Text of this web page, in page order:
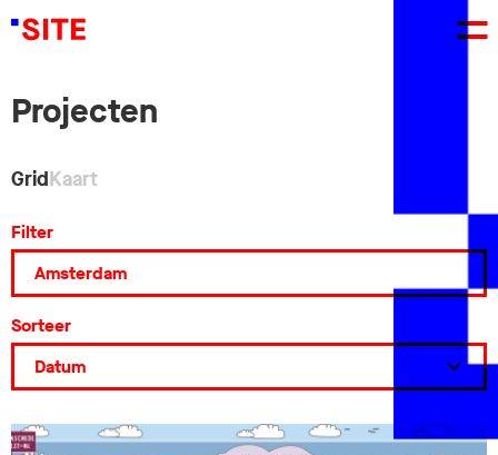
Projecten
GridKaart
Filter
Sorteer